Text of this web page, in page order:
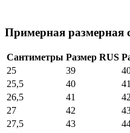
Примерная размерная
Сантиметры Размер RUS
25
39
25,5
40
41
26,5
41
42
27
42
27,5
43